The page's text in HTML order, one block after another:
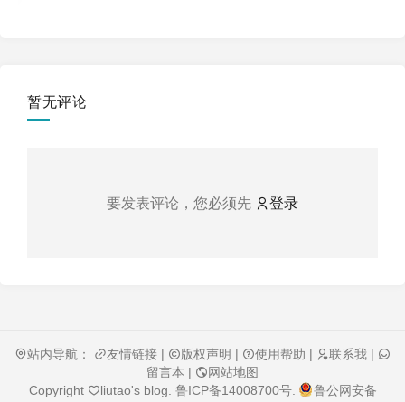
暂无评论
要发表评论，您必须先 登录
站内导航： 友情链接 | 版权声明 | 使用帮助 | 联系我 |
留言本 |
网站地图
Copyright
liutao's blog 鲁ICP备14008700号.
鲁公网安备